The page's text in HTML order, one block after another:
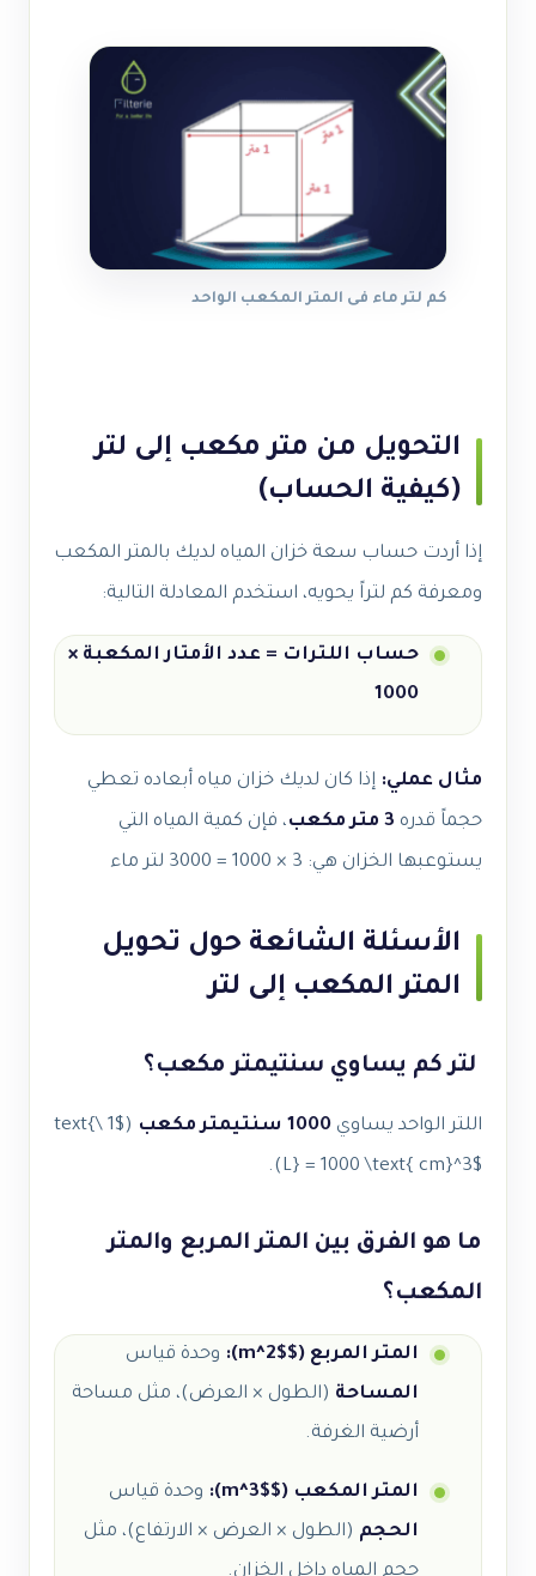
كم لتر ماء فى المتر المكعب الواحد
التحويل من متر مكعب إلى لتر
(كيفية الحساب)
إذا أردت حساب سعة خزان المياه لديك بالمتر المكعب
ومعرفة كم لتراً يحويه، استخدم المعادلة التالية:
حساب اللترات = عدد الأمتار المكعبة ×
1000
مثال عملي: إذا كان لديك خزان مياه أبعاده تعطي
حجماً قدره 3 متر مكعب
، فإن كمية المياه التي
يستوعبها الخزان هي: 3 × 1000 = 3000 لتر ماء
الأسئلة الشائعة حول تحويل
المتر المكعب إلى لتر
لتر كم يساوي سنتيمتر مكعب؟
اللتر الواحد يساوي 1000 سنتيمتر مكعب (
$1 \text{
L} = 1000 \text{ cm}^3$
).
ما هو الفرق بين المتر المربع والمتر
المكعب؟
المتر المربع ($m^2$
): وحدة قياس
المساحة (الطول × العرض)، مثل مساحة
أرضية الغرفة.
المتر المكعب ($m^3$
): وحدة قياس
الحجم (الطول × العرض × الارتفاع)، مثل